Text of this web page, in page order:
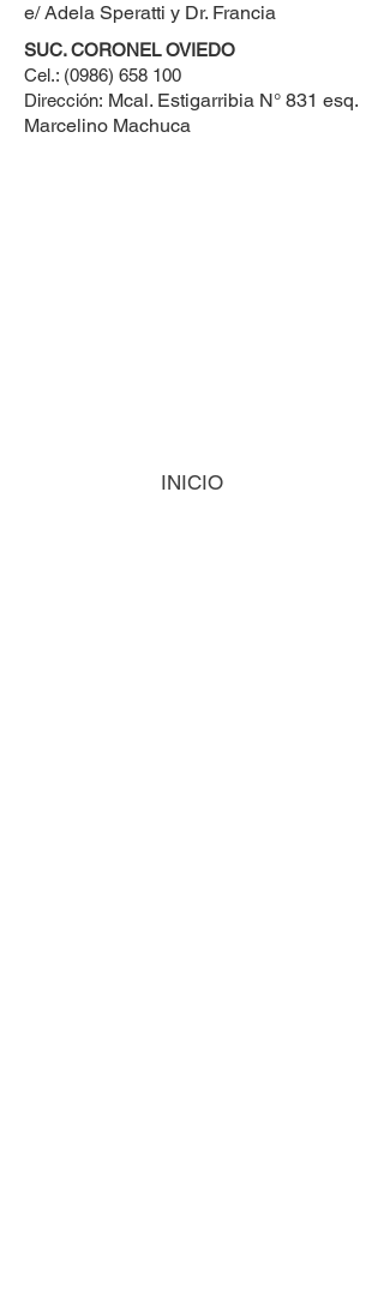
e/ Adela Speratti y Dr. Francia
SUC. CORONEL OVIEDO
Cel.: (0986) 658 100
Dirección: Mcal. Estigarribia N° 831 esq.
Marcelino Machuca
INICIO